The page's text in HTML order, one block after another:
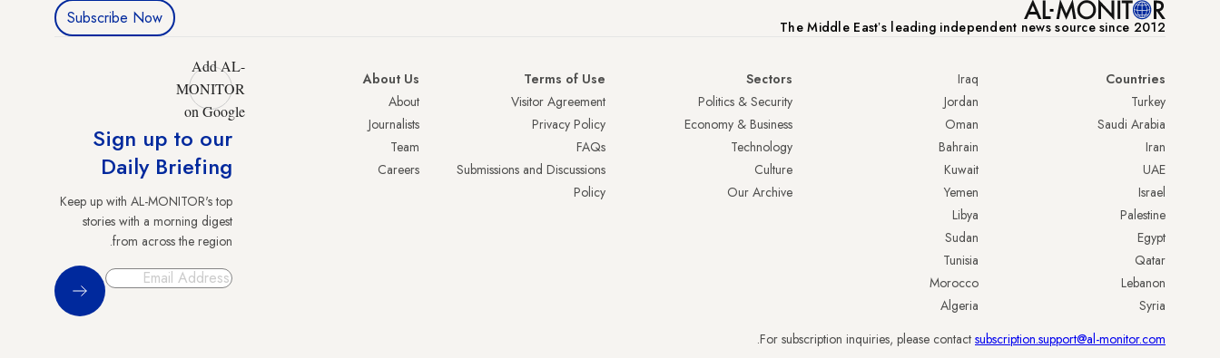
The Middle Eastʼs leading independent news source since 2012
Subscribe Now
Countries
Turkey
Saudi Arabia
Iran
UAE
Israel
Palestine
Egypt
Qatar
Lebanon
Syria
Iraq
Jordan
Oman
Bahrain
Kuwait
Yemen
Libya
Sudan
Tunisia
Morocco
Algeria
Sectors
Politics & Security
Economy & Business
Technology
Culture
Our Archive
Terms of Use
Visitor Agreement
Privacy Policy
FAQs
Submissions and Discussions
Policy
About Us
About
Journalists
Team
Careers
Add AL-
MONITOR
on Google
Sign up to our
Daily Briefing
Keep up with AL-MONITOR's top
stories with a morning digest
from across the region.
Sign Up
For subscription inquiries, please contact subscription.support@al-monitor.com
.